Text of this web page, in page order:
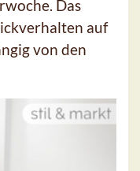
Das
auf
von den